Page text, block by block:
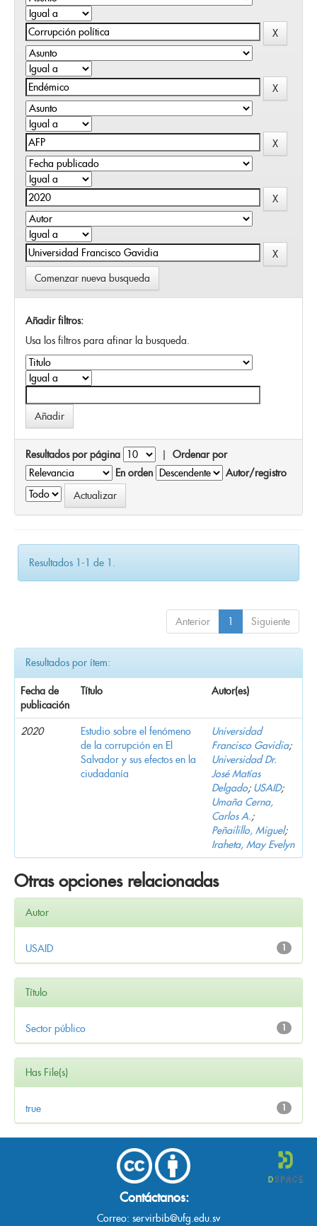
Comenzar nueva busqueda
Añadir filtros:
Usa los filtros para afinar la busqueda.
Resultados por página | Ordenar por
En orden
Autor/registro
Resultados 1-1 de 1.
Anterior 1 Siguiente
Resultados por ítem:
Fecha de
publicación
Título Autor(es)
2020
Estudio sobre el fenómeno
de la corrupción en El
Salvador y sus efectos en la
ciudadanía
Universidad
Francisco Gavidia;
Universidad Dr.
José Matías
Delgado; USAID;
Umaña Cerna,
Carlos A.;
Peñailillo, Miguel;
Iraheta, May Evelyn
Otras opciones relacionadas
Autor
1
USAID
Título
1
Sector público
Has File(s)
1
true
Contáctanos:
Correo: servirbib@ufg.edu.sv